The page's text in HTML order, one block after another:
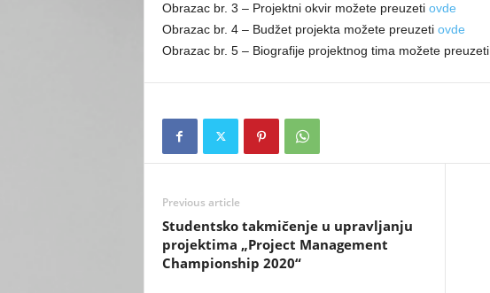
Obrazac br. 3 – Projektni okvir možete preuzeti ovde
Obrazac br. 4 – Budžet projekta možete preuzeti ovde
Obrazac br. 5 – Biografije projektnog tima možete preuzeti
Previous article
Studentsko takmičenje u upravljanju
projektima „Project Management
Championship 2020“